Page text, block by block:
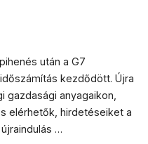
után a G7
kezdődött. Újra
anyagaikon,
elérhetők, hirdetéseiket a
…